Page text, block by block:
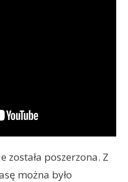
została poszerzona. Z
można było